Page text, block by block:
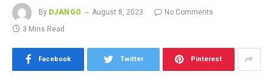
By DJANGO August 8, 2023
No Comments
3 Mins Read
Facebook Twitter Pinterest